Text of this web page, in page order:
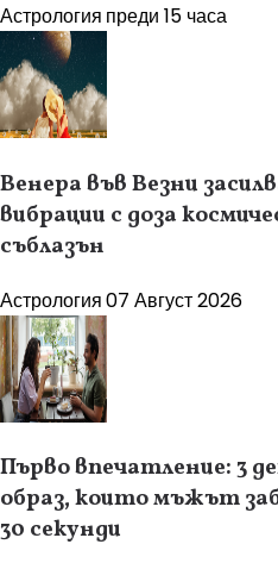
Астрология преди 15 часа
Венера във Везни
вибрации с доза
съблазън
Астрология07 Август 2026
Първо впечатление: 3
образ, които мъжът
30 секунди